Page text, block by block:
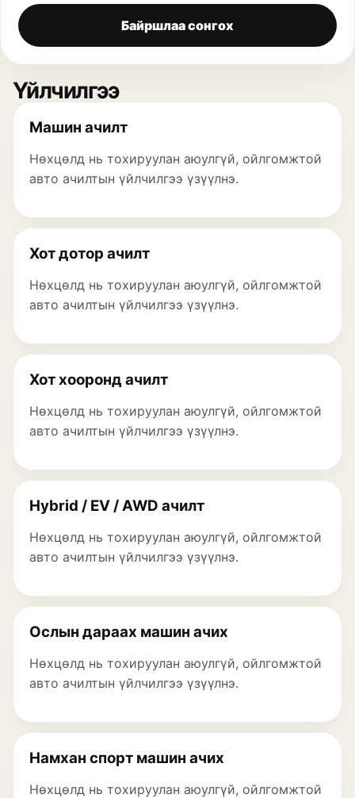
Байршлаа сонгох
Үйлчилгээ
Машин ачилт
Нөхцөлд нь тохируулан аюулгүй, ойлгомжтой
авто ачилтын үйлчилгээ үзүүлнэ.
Хот дотор ачилт
Нөхцөлд нь тохируулан аюулгүй, ойлгомжтой
авто ачилтын үйлчилгээ үзүүлнэ.
Хот хооронд ачилт
Нөхцөлд нь тохируулан аюулгүй, ойлгомжтой
авто ачилтын үйлчилгээ үзүүлнэ.
Hybrid / EV / AWD ачилт
Нөхцөлд нь тохируулан аюулгүй, ойлгомжтой
авто ачилтын үйлчилгээ үзүүлнэ.
Ослын дараах машин ачих
Нөхцөлд нь тохируулан аюулгүй, ойлгомжтой
авто ачилтын үйлчилгээ үзүүлнэ.
Намхан спорт машин ачих
Нөхцөлд нь тохируулан аюулгүй, ойлгомжтой